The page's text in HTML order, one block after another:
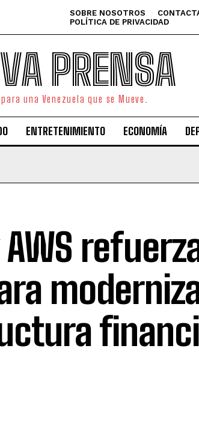
SOBRE NOSOTROS
POLÍTICA DE PRIVACIDAD
PRENSA
una Venezuela que se Mueve.
ENTRETENIMIENTO ECONOMÍA